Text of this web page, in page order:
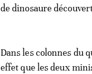
de dinosaure
Dans les colonnes du
effet que les deux